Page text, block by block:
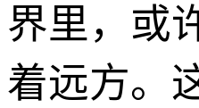
界里，或
着远方。